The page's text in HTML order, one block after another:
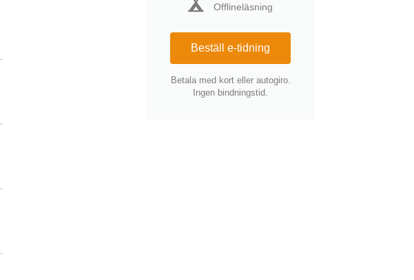
Offlineläsning
Beställ e-tidning
Betala med kort eller autogiro.
Ingen bindningstid.